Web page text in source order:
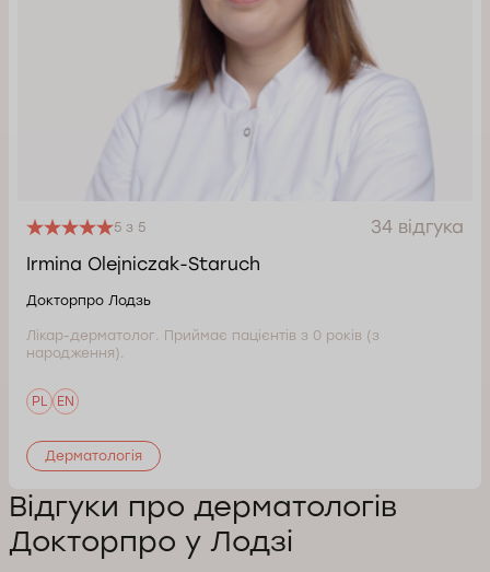
5 з 5
34 відгука
Irmina Olejniczak-Staruch
Докторпро Лодзь
Лікар-дерматолог. Приймає пацієнтів з 0 років (з
народження).
PL EN
Дерматологія
Відгуки про дерматологів
Докторпро у Лодзі